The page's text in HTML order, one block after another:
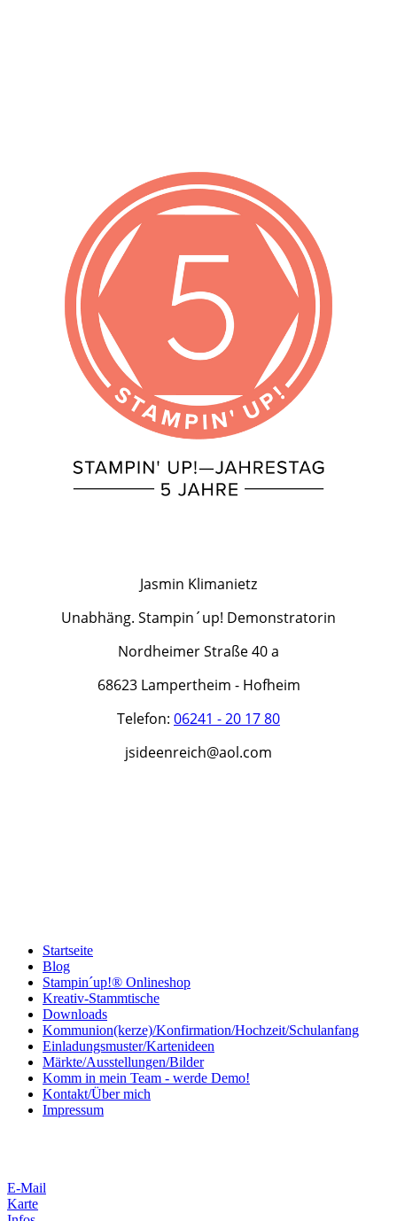
Jasmin Klimanietz
Unabhäng. Stampin´up! Demonstratorin
Nordheimer Straße 40 a
68623 Lampertheim - Hofheim
Telefon: 06241 - 20 17 80
jsideenreich@aol.com
Startseite
Blog
Stampin´up!® Onlineshop
Kreativ-Stammtische
Downloads
Kommunion(kerze)/Konfirmation/Hochzeit/Schulanfang
Einladungsmuster/Kartenideen
Märkte/Ausstellungen/Bilder
Komm in mein Team - werde Demo!
Kontakt/Über mich
Impressum
E-Mail
Karte